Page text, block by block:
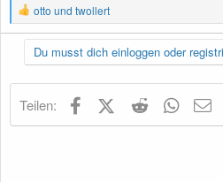
R
e
a
k
t
n
otto und twollert
Du musst dich einloggen oder
Teilen: FacebookX (Twitter)
Reddit